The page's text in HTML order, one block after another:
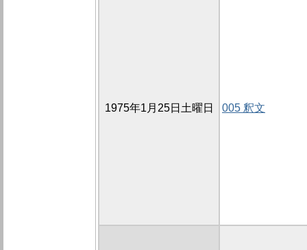
1975年1月25日土曜日 005 釈文